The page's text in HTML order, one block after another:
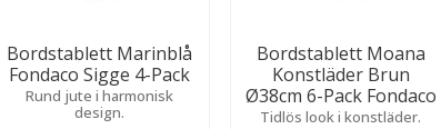
Bordstablett Marinblå
Fondaco Sigge 4-Pack
Rund jute i harmonisk
design.
Bordstablett Moana
Konstläder Brun
Ø38cm 6-Pack Fondaco
Tidlös look i konstläder.